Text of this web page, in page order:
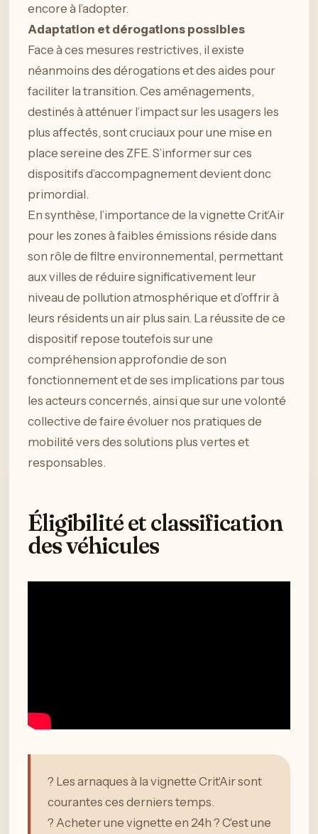
encore à l’adopter.
Adaptation et dérogations possibles
Face à ces mesures restrictives, il existe
néanmoins des dérogations et des aides pour
faciliter la transition. Ces aménagements,
destinés à atténuer l’impact sur les usagers les
plus affectés, sont cruciaux pour une mise en
place sereine des ZFE. S’informer sur ces
dispositifs d’accompagnement devient donc
primordial.
En synthèse, l’importance de la vignette Crit’Air
pour les zones à faibles émissions réside dans
son rôle de filtre environnemental, permettant
aux villes de réduire significativement leur
niveau de pollution atmosphérique et d’offrir à
leurs résidents un air plus sain. La réussite de ce
dispositif repose toutefois sur une
compréhension approfondie de son
fonctionnement et de ses implications par tous
les acteurs concernés, ainsi que sur une volonté
collective de faire évoluer nos pratiques de
mobilité vers des solutions plus vertes et
responsables.
Éligibilité et classification
des véhicules
?️ Les arnaques à la vignette Crit'Air sont
courantes ces derniers temps.
? Acheter une vignette en 24h ? C'est une